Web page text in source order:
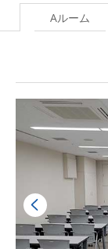
Aルーム